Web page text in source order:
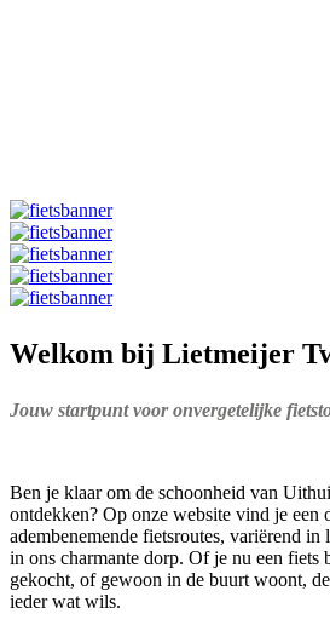
Welkom bij Lietmeijer
Jouw startpunt voor onvergetelijke
Ben je klaar om de schoonheid van
ontdekken? Op onze website vind je een
adembenemende fietsroutes, variërend in
in ons charmante dorp. Of je nu een fiets
gekocht, of gewoon in de buurt woont,
ieder wat wils.